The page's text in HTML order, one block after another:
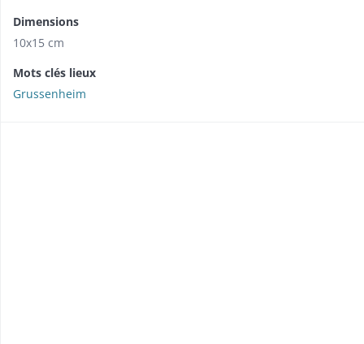
Dimensions
10x15 cm
Mots clés lieux
Grussenheim